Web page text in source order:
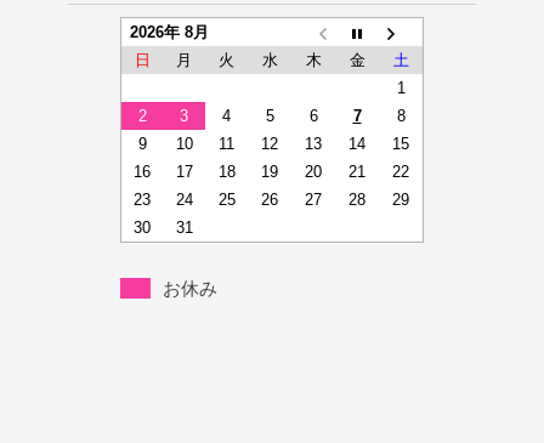
2026年 8月
日
月 火 水 木 金
土
1
2
3 4 5 6 7
8
9
10 11 12 13 14
15
16
17 18 19 20 21
22
23
24 25 26 27 28
29
30
31
お休み